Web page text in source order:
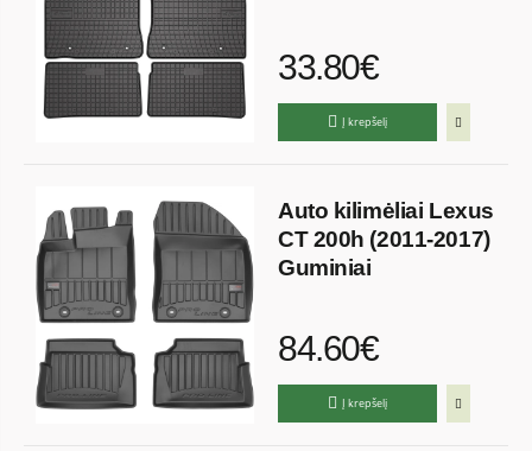
33.80€
Į krepšelį
Auto kilimėliai Lexus
CT 200h (2011-2017)
Guminiai
84.60€
Į krepšelį